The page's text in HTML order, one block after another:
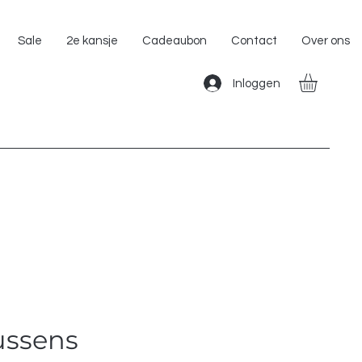
Sale 2e kansje Cadeaubon Contact Over ons
Inloggen